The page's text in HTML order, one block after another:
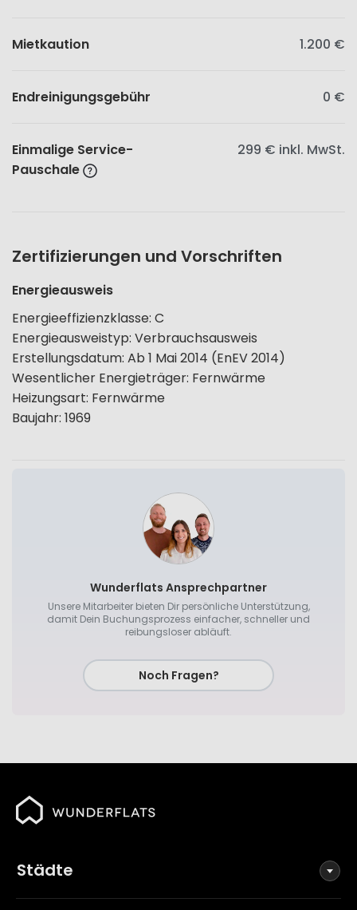
Mietkaution 1.200 €
Endreinigungsgebühr 0 €
Einmalige Service-
Pauschale
299 € inkl. MwSt.
Zertifizierungen und Vorschriften
Energieausweis
Energieeffizienzklasse: C
Energieausweistyp: Verbrauchsausweis
Erstellungsdatum: Ab 1 Mai 2014 (EnEV 2014)
Wesentlicher Energieträger: Fernwärme
Heizungsart: Fernwärme
Baujahr: 1969
Wunderflats Ansprechpartner
Unsere Mitarbeiter bieten Dir persönliche Unterstützung,
damit Dein Buchungsprozess einfacher, schneller und
reibungsloser abläuft.
Noch Fragen?
Städte